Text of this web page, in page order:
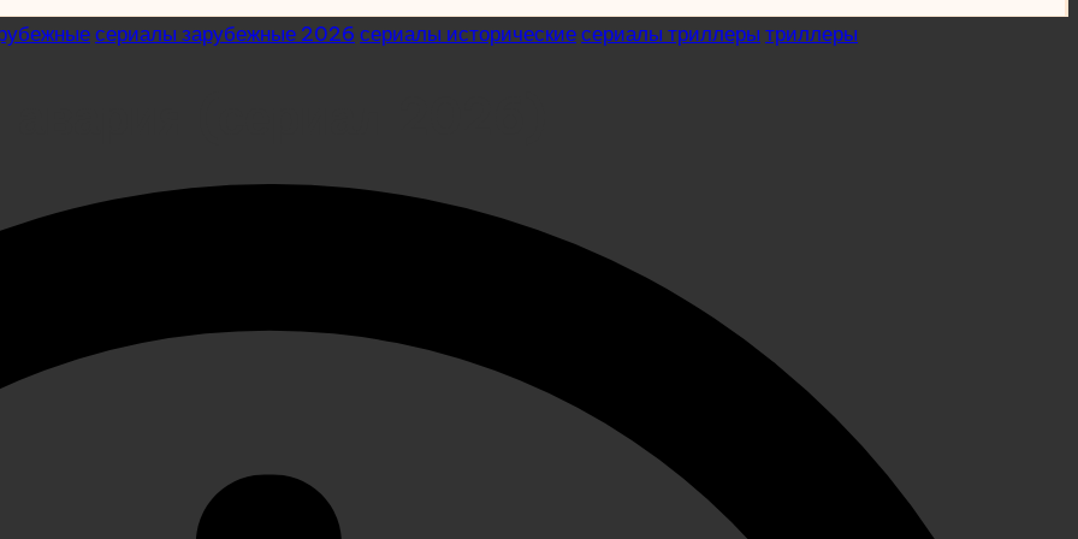
сериалы зарубежные 2026 сериалы историческиесериалы триллеры триллеры